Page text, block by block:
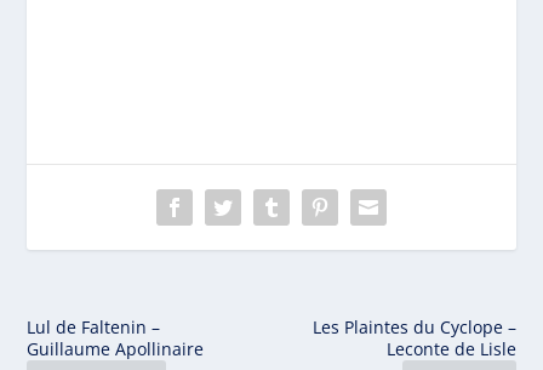
Lul de Faltenin –
Guillaume Apollinaire
Les Plaintes du Cyclope –
Leconte de Lisle